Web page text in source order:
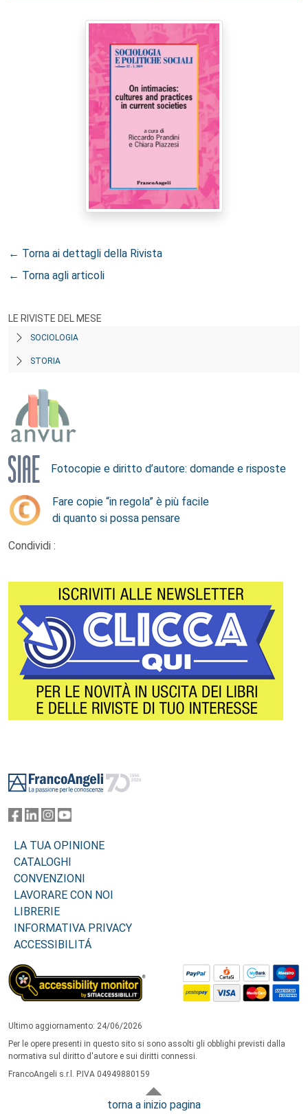
← Torna ai dettagli della Rivista
← Torna agli articoli
LE RIVISTE DEL MESE
SOCIOLOGIA
STORIA
Fotocopie e diritto d’autore: domande e risposte
Fare copie “in regola” è più facile
di quanto si possa pensare
Condividi :
LA TUA OPINIONE
CATALOGHI
CONVENZIONI
LAVORARE CON NOI
LIBRERIE
INFORMATIVA PRIVACY
ACCESSIBILITÁ
Ultimo aggiornamento: 24/06/2026
Per le opere presenti in questo sito si sono assolti gli obblighi previsti dalla
normativa sul diritto d'autore e sui diritti connessi.
FrancoAngeli s.r.l. P.IVA 04949880159
torna a inizio pagina